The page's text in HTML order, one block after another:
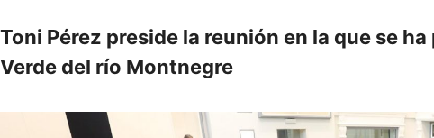
Toni Pérez preside la reunión en la que se
Verde del río Montnegre